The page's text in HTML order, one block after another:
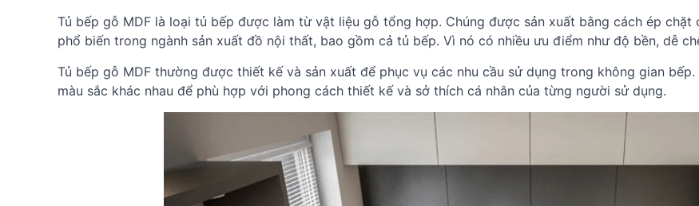
Tủ bếp gỗ MDF là loại tủ bếp được làm từ vật liệu gỗ tổng hợp. Chúng được sản xuất bằng cách ép
phổ biến trong ngành sản xuất đồ nội thất, bao gồm cả tủ bếp. Vì nó có nhiều ưu điểm như độ bền, dễ
Tủ bếp gỗ MDF thường được thiết kế và sản xuất để phục vụ các nhu cầu sử dụng trong không gian
màu sắc khác nhau để phù hợp với phong cách thiết kế và sở thích cá nhân của từng người sử dụng.